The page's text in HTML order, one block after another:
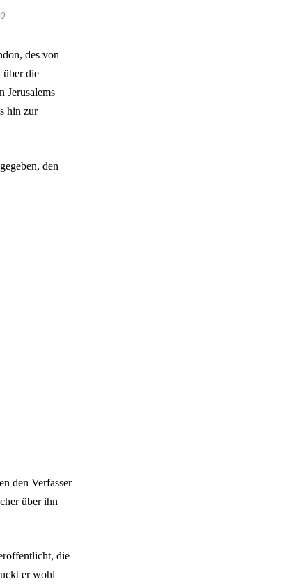
des von
über die
Jerusalems
hin zur
den
den Verfasser
über ihn
die
er wohl